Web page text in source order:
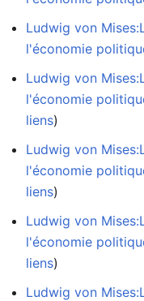
Ludwig von
l'économie
Ludwig von
l'économie
liens)
Ludwig von
l'économie
liens)
Ludwig von
l'économie
liens)
Ludwig von